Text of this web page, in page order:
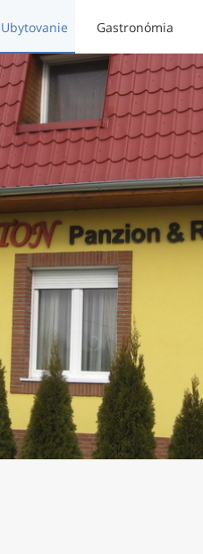
Ubytovanie Gastronómia